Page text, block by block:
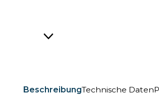
BeschreibungTechnische Daten